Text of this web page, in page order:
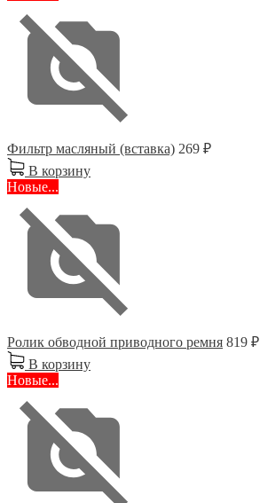
Фильтр масляный (вставка) 269 ₽
В корзину
Новые...
Ролик обводной приводного ремня 819 ₽
В корзину
Новые...